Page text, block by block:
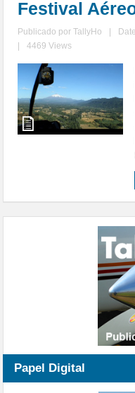
Festival
Publicado porTallyHo
4469 Views
Papel Digital